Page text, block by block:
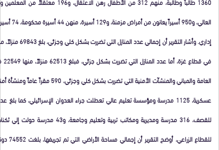
عسكرية، 1125 مدرسة ومؤسسة تعليم عالي تعطلت جراء العدوان الإسرائيلي، كما
للقصف، 316 مدرسة ومديرية ومكاتب تربية